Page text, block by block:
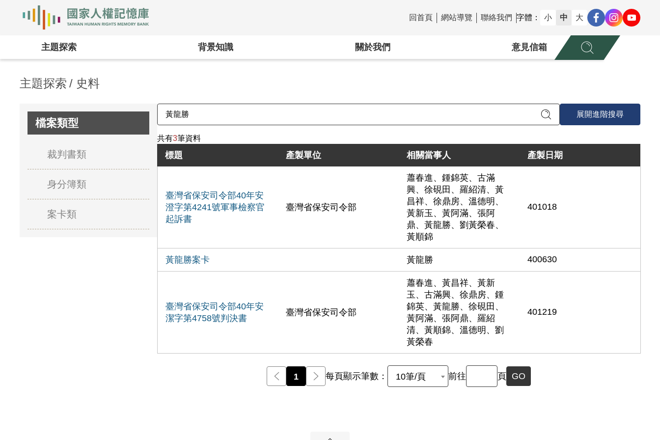
:::
回首頁 網站導覽 聯絡我們 字體： 小 中 大
主題探索 背景知識 關於我們 意見信箱
主題探索 史料
檔案類型
裁判書類
身分簿類
案卡類
展開進階搜尋
共有3筆資料
標題 產製單位 相關當事人 產製日期
臺灣省保安司令部40年安
澄字第4241號軍事檢察官
起訴書
臺灣省保安司令部
蕭春進、鍾錦英、古滿
興、徐硯田、羅紹清、黃
昌祥、徐鼎房、溫德明、
黃新玉、黃阿滿、張阿
鼎、黃龍勝、劉黃榮春、
黃順錦
401018
黃龍勝案卡 黃龍勝 400630
臺灣省保安司令部40年安
潔字第4758號判決書
臺灣省保安司令部
蕭春進、黃昌祥、黃新
玉、古滿興、徐鼎房、鍾
錦英、黃龍勝、徐硯田、
黃阿滿、張阿鼎、羅紹
清、黃順錦、溫德明、劉
黃榮春
401219
前一頁
1 後一頁
每頁顯示筆數： 10筆/頁 前往 頁 GO